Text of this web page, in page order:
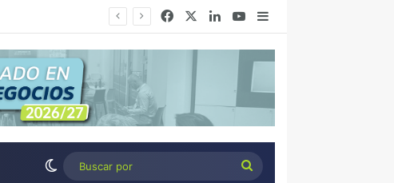
FacebookLinkedIn
YouTubeBarra lateral
Switch skin
Buscar